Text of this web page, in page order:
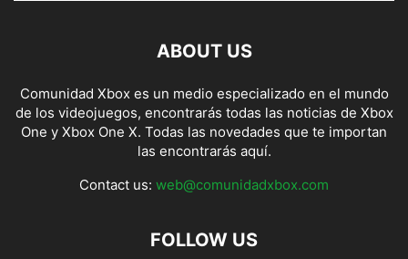
ABOUT US
Comunidad Xbox es un medio especializado en el mundo
de los videojuegos, encontrarás todas las noticias de Xbox
One y Xbox One X. Todas las novedades que te importan
las encontrarás aquí.
Contact us: web@comunidadxbox.com
FOLLOW US